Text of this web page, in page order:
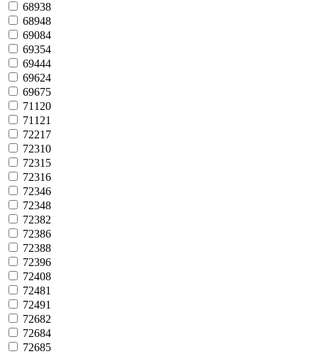
68938
68948
69084
69354
69444
69624
69675
71120
71121
72217
72310
72315
72316
72346
72348
72382
72386
72388
72396
72408
72481
72491
72682
72684
72685